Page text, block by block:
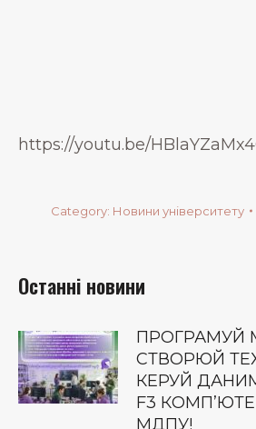
https://youtu.be/
Category: Новини університету
Останні новини
ПРОГРАМУЙ
СТВОРЮЙ
КЕРУЙ
F3
МДПУ!